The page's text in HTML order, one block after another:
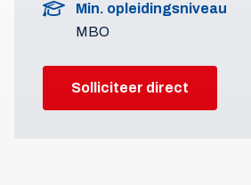
Min. opleidingsniveau
MBO
Solliciteer direct